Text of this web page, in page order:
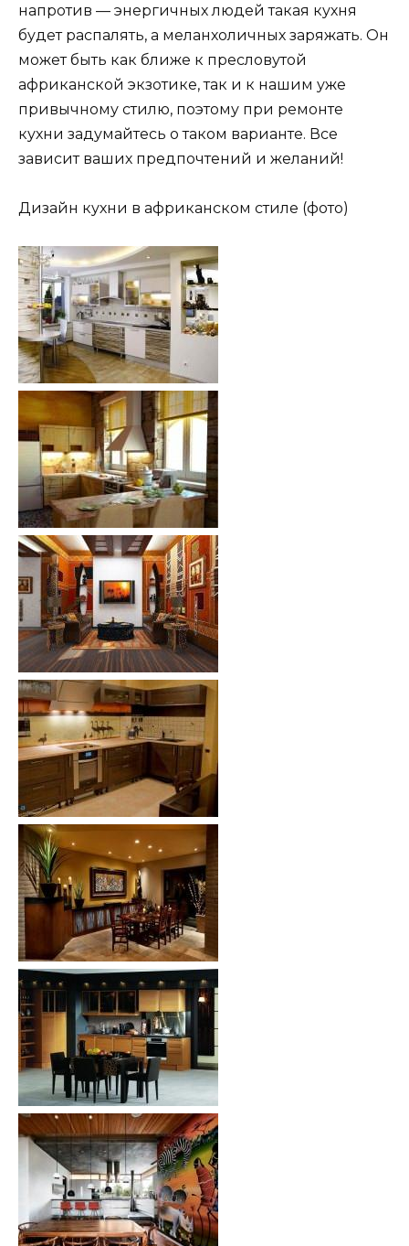
напротив — энергичных людей такая кухня
будет распалять, а меланхоличных заряжать. Он
может быть как ближе к пресловутой
африканской экзотике, так и к нашим уже
привычному стилю, поэтому при ремонте
кухни задумайтесь о таком варианте. Все
зависит ваших предпочтений и желаний!
Дизайн кухни в африканском стиле (фото)